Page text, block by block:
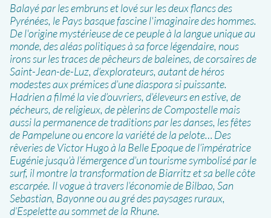
Balayé par les embruns et lové sur les deux flancs des
Pyrénées, le Pays basque fascine l'imaginaire des hommes.
De l'origine mystérieuse de ce peuple à la langue unique au
monde, des aléas politiques à sa force légendaire, nous
irons sur les traces de pêcheurs de baleines, de corsaires de
Saint-Jean-de-Luz, d’explorateurs, autant de héros
modestes aux prémices d’une diaspora si puissante.
Hadrien a filmé la vie d’ouvriers, d’éleveurs en estive, de
pécheurs, de religieux, de pèlerins de Compostelle mais
aussi la permanence de traditions par les danses, les fêtes
de Pampelune ou encore la variété de la pelote… Des
rêveries de Victor Hugo à la Belle Epoque de l’impératrice
Eugénie jusqu’à l’émergence d’un tourisme symbolisé par le
surf, il montre la transformation de Biarritz et sa belle côte
escarpée. Il vogue à travers l’économie de Bilbao, San
Sebastian, Bayonne ou au gré des paysages ruraux,
d’Espelette au sommet de la Rhune.